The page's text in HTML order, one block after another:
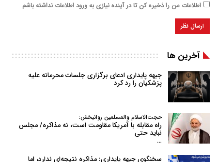
اطلاعات من را ذخیره کن تا در آینده نیازی به ورود اطلاعات نداشته باشم
آخرین ها
جبهه پایداری ادعای برگزاری جلسات محرمانه علیه
پزشکیان را رد کرد
حجت‌الاسلام والمسلمین روانبخش:
راه مقابله با آمریکا مقاومت است، نه مذاکره/ مجلس
نباید حتی
…
سخنگوی جبهه پایداری: مذاکره نتیجه‌ای ندارد، اما